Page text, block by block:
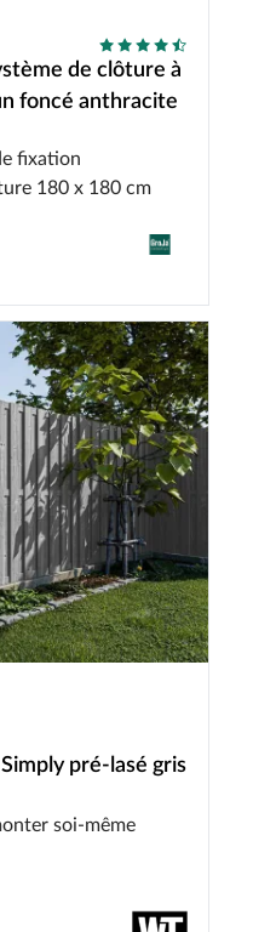
de clôture à
foncé anthracite
fixation
180 x 180 cm
pré-lasé gris
soi-même